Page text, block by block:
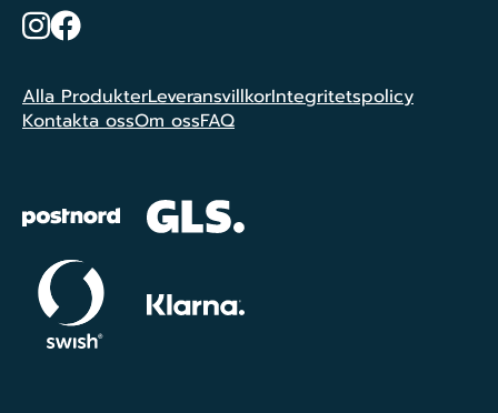
Instagram
Facebook
Alla ProdukterLeveransvillkorIntegritetspolicy
Kontakta ossOm ossFAQ